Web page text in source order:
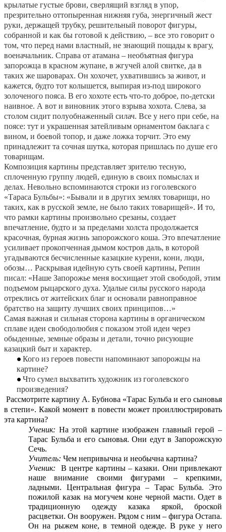
крылатые густые брови, сверлящий взгляд в упор,
презрительно оттопыренная нижняя губа, энергичный жест
руки, держащей трубку, решительный поворот фигуры,
собранной и как бы готовой к действию, – все это говорит о
том, что перед нами властный, не знающий пощады к врагу,
военачальник. Справа от атамана – необъятная фигура
запорожца в красном жупане, в жгучей алой свитке, да в
таких же шароварах. Он хохочет, ухватившись за живот, и
кажется, будто тот колышется, выпирая из-под широкого
золоченого пояса. В его хохоте есть что-то доброе, по-детски
наивное. А вот и виновник этого взрыва хохота. Слева, за
столом сидит полуобнаженный силач. Все у него при себе, на
поясе: тут и украшенная затейливым орнаментом баклага с
вином, и боевой топор, и даже ложка торчит. Это ему
принадлежит та сочная шутка, которая пришлась по душе его
товарищам.
Композиция картины представляет зрителю тесную,
сплоченную группу людей, единую в своих помыслах и
делах. Невольно вспоминаются строки из гоголевского
«Тараса Бульбы»: «Бывали и в других землях товарищи, но
таких, как в русской земле, не было таких товарищей». И то,
что рамки картины произвольно срезаны, создает
впечатление, будто и за пределами холста продолжается
красочная, бурная жизнь запорожского коша. Это впечатление
усиливает прокопченная дымом костров даль, в которой
угадываются бесчисленные казацкие курени, кони, люди,
обозы… Раскрывая идейную суть своей картины, Репин
писал: «Наше Запорожье меня восхищает этой свободой, этим
подъемом рыцарского духа. Удалые силы русского народа
отреклись от житейских благ и основали равноправное
братство на защиту лучших своих принципов…»
Самая важная и сильная сторона картины в органическом
сплаве идеи свободолюбия с показом этой идеи через
обыденные, земные образы и детали, точно рисующие
казацкий быт и характер.
Кого из героев повести напоминают запорожцы на
картине?
Что сумел выхватить художник из гоголевского
произведения?
Рассмотрите картину А. Бубнова «Тарас Бульба и его сыновья
в степи». Какой момент в повести может проиллюстрировать
эта картина?
Ученик: На этой картине изображен главный герой –
Тарас Бульба и его сыновья. Они едут в Запорожскую
Сечь.
Учитель: Чем непривычна и необычна картина?
Ученик: В центре картины – казаки. Они привлекают
наше внимание своими фигурами – крепкими,
ладными. Центральная фигура – Тарас Бульба. Это
пожилой казак на могучем коне черной масти. Одет в
традиционную одежду казака яркой, броской
расцветки. Он вооружен. Рядом с ним – фигура Остапа.
Он на рыжем коне, в темной одежде. В руке у него